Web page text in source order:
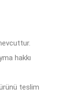
hakkı
teslim